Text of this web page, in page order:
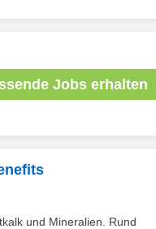
Jobs erhalten
und Mineralien. Rund